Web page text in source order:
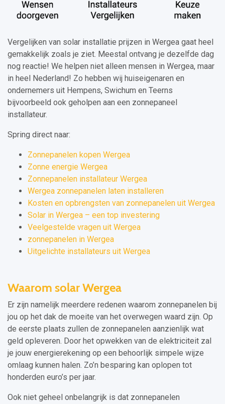
Vergelijken van solar installatie prijzen in Wergea gaat heel
gemakkelijk zoals je ziet. Meestal ontvang je dezelfde dag
nog reactie! We helpen niet alleen mensen in Wergea, maar
in heel Nederland! Zo hebben wij huiseigenaren en
ondernemers uit Hempens, Swichum en Teerns
bijvoorbeeld ook geholpen aan een zonnepaneel
installateur.
Spring direct naar:
Zonnepanelen kopen Wergea
Zonne energie Wergea
Zonnepanelen installateur Wergea
Wergea zonnepanelen laten installeren
Kosten en opbrengsten van zonnepanelen uit Wergea
Solar in Wergea – een top investering
Veelgestelde vragen uit Wergea
zonnepanelen in Wergea
Uitgelichte installateurs uit Wergea
Waarom solar Wergea
Er zijn namelijk meerdere redenen waarom zonnepanelen bij
jou op het dak de moeite van het overwegen waard zijn. Op
de eerste plaats zullen de zonnepanelen aanzienlijk wat
geld opleveren. Door het opwekken van de elektriciteit zal
je jouw energierekening op een behoorlijk simpele wijze
omlaag kunnen halen. Zo’n besparing kan oplopen tot
honderden euro’s per jaar.
Ook niet geheel onbelangrijk is dat zonnepanelen